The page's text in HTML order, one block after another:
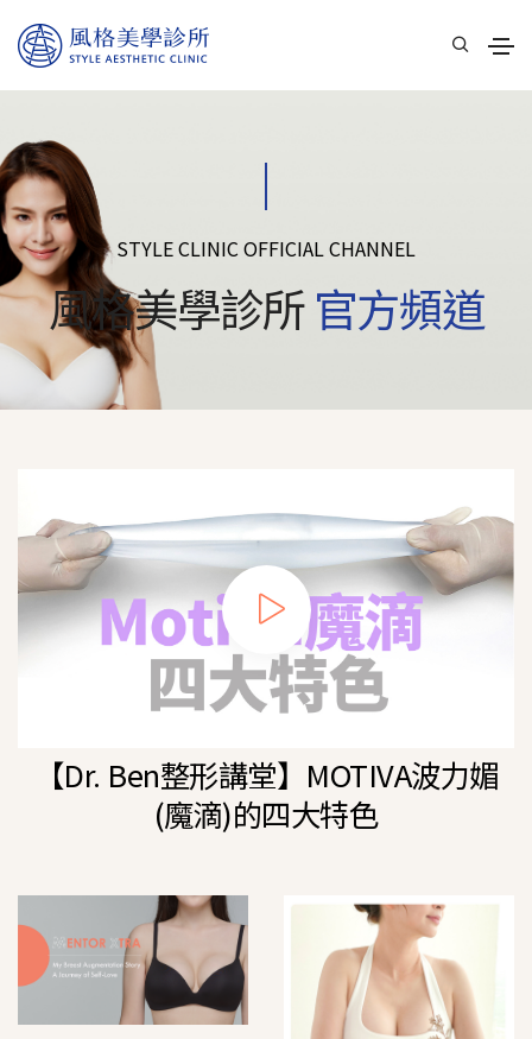
STYLE CLINIC OFFICIAL CHANNEL
風格美學診所官方頻道
【Dr. Ben整形講堂】MOTIVA波力媚
(魔滴)的四大特色